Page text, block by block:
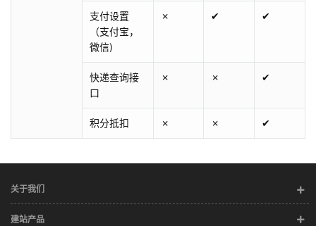
支付设置
（支付宝，
微信)
✗ ✔ ✔
快递查询接
口
✗ ✗ ✔
积分抵扣 ✗ ✗ ✔
关于我们
建站产品